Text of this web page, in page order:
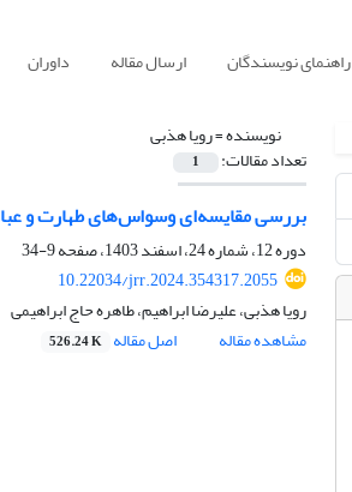
راهنمای نویسندگان ارسال مقاله داوران
نویسنده =رویا هذبی
تعداد مقالات: 1
بررسی مقایسه‌ای وسواس‌های طهارت و
دوره 12، شماره 24، اسفند 1403، صفحه
9-34
10.22034/jrr.2024.354317.2055
رویا هذبی، علیرضا ابراهیم، طاهره حاج ابراهیمی
مشاهده مقاله
اصل مقاله 526.24 K